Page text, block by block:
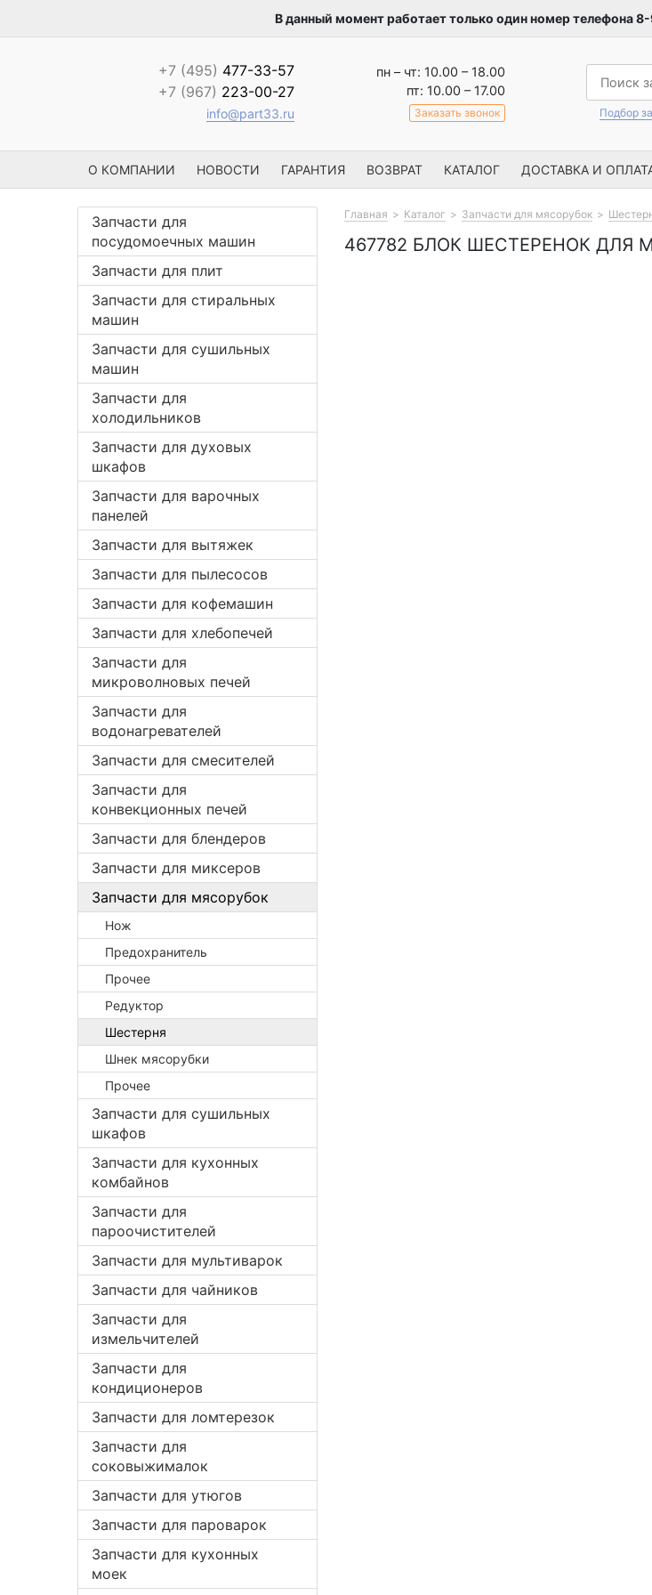
В данный момент работает только один номер телефона
+7 (495) 477-33-57
+7 (967) 223-00-27
info@part33.ru
пн – чт: 10.00 – 18.00
пт: 10.00 – 17.00
Заказать звонок Подбор
О КОМПАНИИ НОВОСТИ ГАРАНТИЯ ВОЗВРАТ КАТАЛОГ ДОСТАВКА И
Запчасти для
посудомоечных машин
Запчасти для плит
Запчасти для стиральных
машин
Запчасти для сушильных
машин
Запчасти для
холодильников
Запчасти для духовых
шкафов
Запчасти для варочных
панелей
Запчасти для вытяжек
Запчасти для пылесосов
Запчасти для кофемашин
Запчасти для хлебопечей
Запчасти для
микроволновых печей
Запчасти для
водонагревателей
Запчасти для смесителей
Запчасти для
конвекционных печей
Запчасти для блендеров
Запчасти для миксеров
Запчасти для мясорубок
Нож
Предохранитель
Прочее
Редуктор
Шестерня
Шнек мясорубки
Прочее
Запчасти для сушильных
шкафов
Запчасти для кухонных
комбайнов
Запчасти для
пароочистителей
Запчасти для мультиварок
Запчасти для чайников
Запчасти для
измельчителей
Запчасти для
кондиционеров
Запчасти для ломтерезок
Запчасти для
соковыжималок
Запчасти для утюгов
Запчасти для пароварок
Запчасти для кухонных
моек
Главная Каталог Запчасти для мясорубок
467782 БЛОК ШЕСТЕРЕНОК ДЛЯ